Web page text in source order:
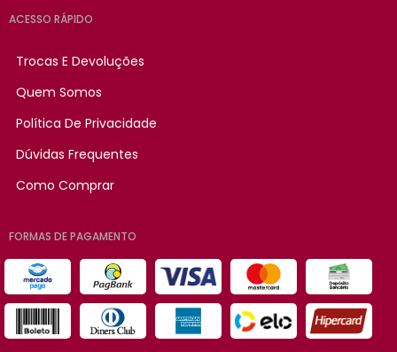
ACESSO RÁPIDO
Trocas E Devoluções
Quem Somos
Política De Privacidade
Dúvidas Frequentes
Como Comprar
FORMAS DE PAGAMENTO